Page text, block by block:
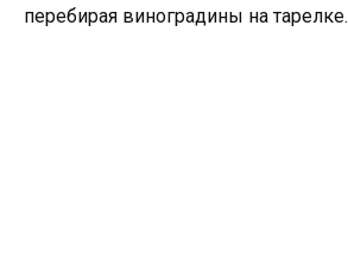
перебирая виноградины на тарелке.